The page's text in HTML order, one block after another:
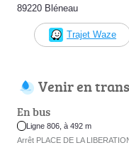
89220 Bléneau
Trajet Waze
Venir en
En bus
Ligne 806, à 492 m
Arrêt PLACE DE LA